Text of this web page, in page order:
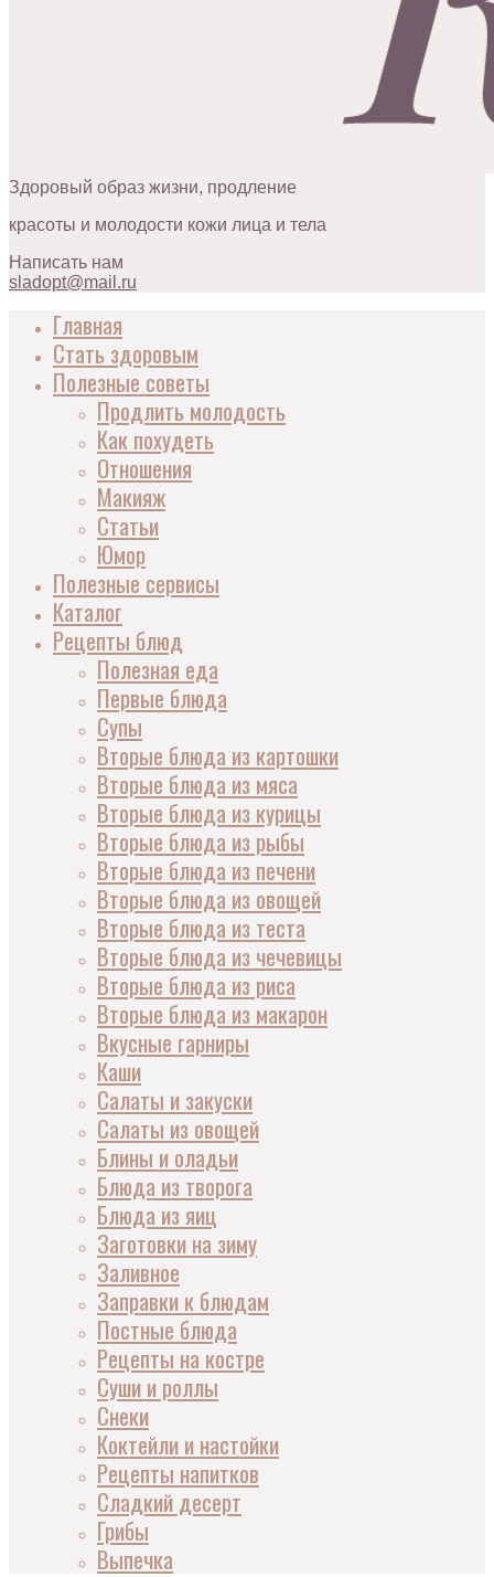
Здоровый образ жизни, продление
красоты и молодости кожи лица и тела
Написать нам
sladopt@mail.ru
Главная
Стать здоровым
Полезные советы
Продлить молодость
Как похудеть
Отношения
Макияж
Статьи
Юмор
Полезные сервисы
Каталог
Рецепты блюд
Полезная еда
Первые блюда
Супы
Вторые блюда из картошки
Вторые блюда из мяса
Вторые блюда из курицы
Вторые блюда из рыбы
Вторые блюда из печени
Вторые блюда из овощей
Вторые блюда из теста
Вторые блюда из чечевицы
Вторые блюда из риса
Вторые блюда из макарон
Вкусные гарниры
Каши
Салаты и закуски
Салаты из овощей
Блины и оладьи
Блюда из творога
Блюда из яиц
Заготовки на зиму
Заливное
Заправки к блюдам
Постные блюда
Рецепты на костре
Суши и роллы
Снеки
Коктейли и настойки
Рецепты напитков
Сладкий десерт
Грибы
Выпечка